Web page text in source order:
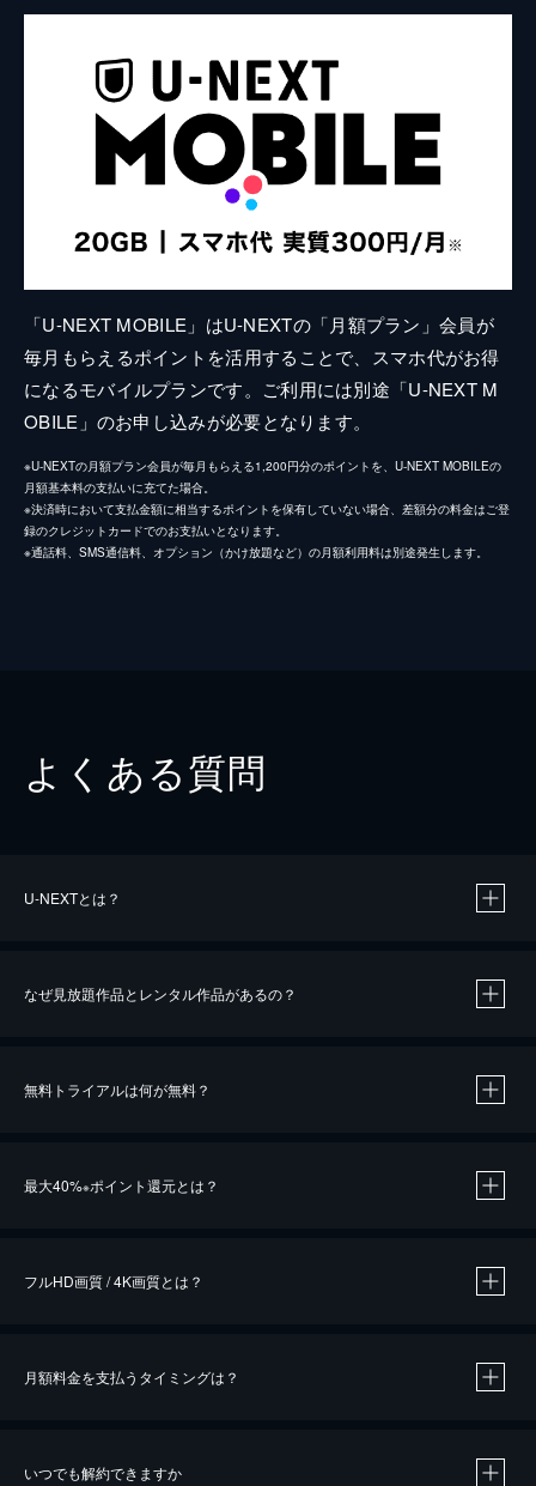
「U-NEXT MOBILE」はU-NEXTの「月額プラン」会員が
毎月もらえるポイントを活用することで、スマホ代がお得
になるモバイルプランです。ご利用には別途「U-NEXT M
OBILE」のお申し込みが必要となります。
※U-NEXTの月額プラン会員が毎月もらえる1,200円分のポイントを、U-NEXT MOBILEの
月額基本料の支払いに充てた場合。
※決済時において支払金額に相当するポイントを保有していない場合、差額分の料金はご登
録のクレジットカードでのお支払いとなります。
※通話料、SMS通信料、オプション（かけ放題など）の月額利用料は別途発生します。
よくある質問
U-NEXTとは？
なぜ見放題作品とレンタル作品があるの？
無料トライアルは何が無料？
最大40%※ポイント還元とは？
※40％ポイント還元の対象は、クレジットカード決済による作品の購入 / レンタルです。
iOSアプリのUコイン決済による作品の購入 / レンタルは、20％のポイント還元です。
フルHD画質 / 4K画質とは？
月額料金を支払うタイミングは？
いつでも解約できますか